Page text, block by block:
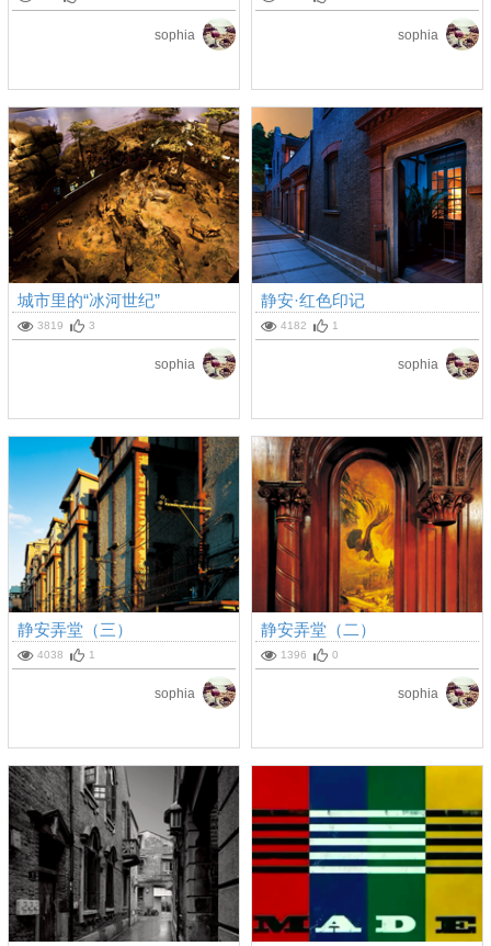
sophia sophia
城市里的“冰河世纪”
3819 3
sophia
静安·红色印记
4182 1
sophia
静安弄堂（三）
4038 1
sophia
静安弄堂（二）
1396 0
sophia